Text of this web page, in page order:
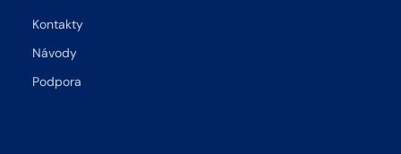
Kontakty
Návody
Podpora